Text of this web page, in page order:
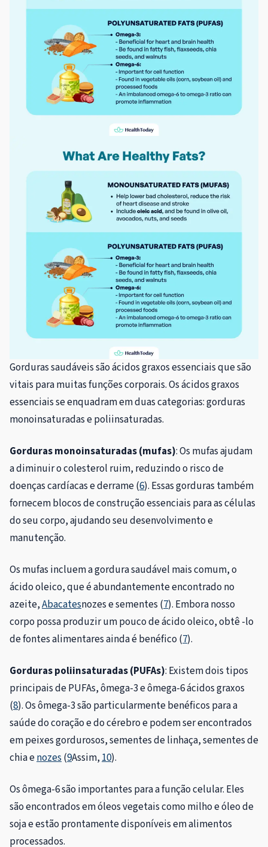
Gorduras saudáveis ​​são ácidos graxos essenciais que são
vitais para muitas funções corporais. Os ácidos graxos
essenciais se enquadram em duas categorias: gorduras
monoinsaturadas e poliinsaturadas.
Gorduras monoinsaturadas (mufas):Os mufas ajudam
a diminuir o colesterol ruim, reduzindo o risco de
doenças cardíacas e derrame (6). Essas gorduras também
fornecem blocos de construção essenciais para as células
do seu corpo, ajudando seu desenvolvimento e
manutenção.
Os mufas incluem a gordura saudável mais comum, o
ácido oleico, que é abundantemente encontrado no
azeite,Abacatesnozes e sementes (7). Embora nosso
corpo possa produzir um pouco de ácido oleico, obtê -lo
de fontes alimentares ainda é benéfico (7).
Gorduras poliinsaturadas (PUFAs): Existem dois tipos
principais de PUFAs, ômega-3 e ômega-6 ácidos graxos
(8). Os ômega-3 são particularmente benéficos para a
saúde do coração e do cérebro e podem ser encontrados
em peixes gordurosos, sementes de linhaça, sementes de
chia enozes(9Assim,10).
Os ômega-6 são importantes para a função celular. Eles
são encontrados em óleos vegetais como milho e óleo de
soja e estão prontamente disponíveis em alimentos
processados.